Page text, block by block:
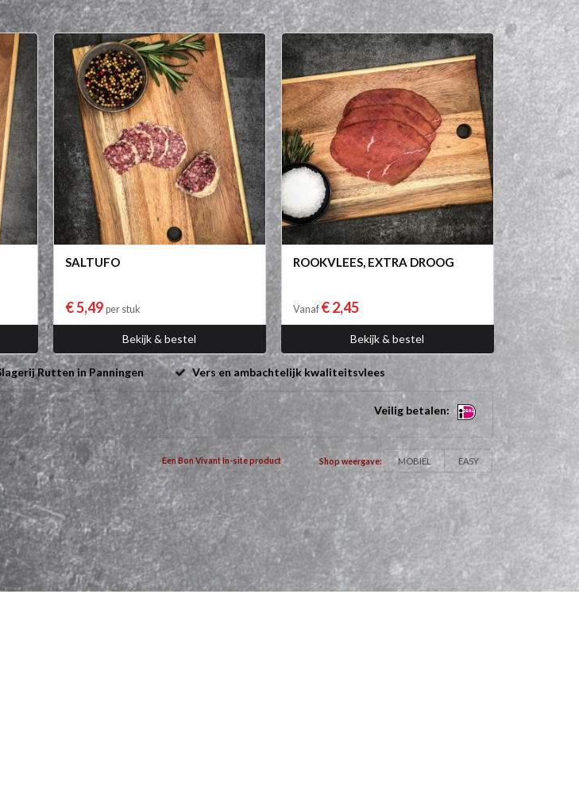
SALTUFO
€ 5,49 per stuk
Bekijk & bestel
ROOKVLEES, EXTRA DROOG
Vanaf € 2,45
Bekijk & bestel
Rutten in Panningen Vers en ambachtelijk kwaliteitsvlees
Veilig betalen:
Een Bon Vivant In-site product Shop weergave: MOBIEL EASY